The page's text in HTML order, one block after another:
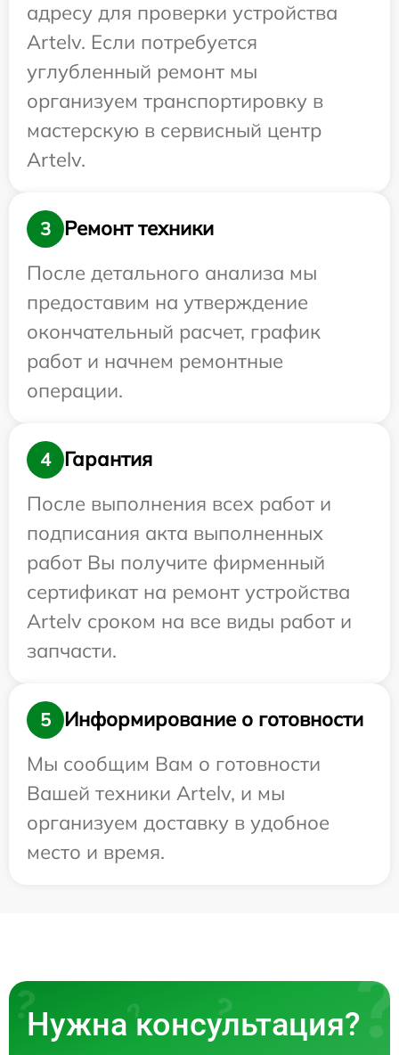
адресу для проверки устройства
Artelv. Если потребуется
углубленный ремонт мы
организуем транспортировку в
мастерскую в сервисный центр
Artelv.
3
Ремонт техники
После детального анализа мы
предоставим на утверждение
окончательный расчет, график
работ и начнем ремонтные
операции.
4
Гарантия
После выполнения всех работ и
подписания акта выполненных
работ Вы получите фирменный
сертификат на ремонт устройства
Artelv сроком на все виды работ и
запчасти.
5
Информирование о готовности
Мы сообщим Вам о готовности
Вашей техники Artelv, и мы
организуем доставку в удобное
место и время.
Нужна консультация?